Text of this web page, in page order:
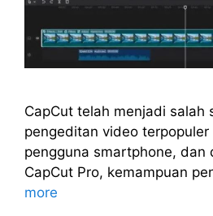
CapCut telah menjadi salah
pengeditan video terpopuler
pengguna smartphone, dan
CapCut Pro, kemampuan
more